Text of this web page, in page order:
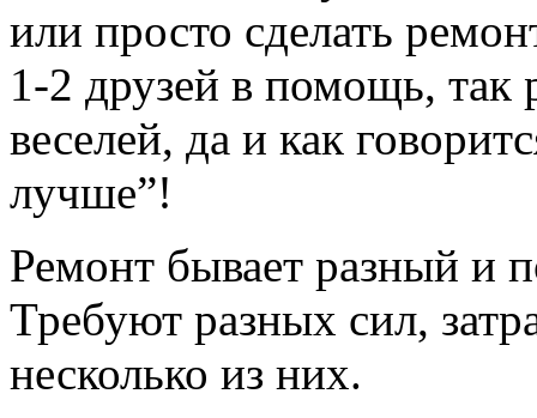
или просто сделать
1-2 друзей в помощь, так
веселей, да и как
лучше”!
Ремонт бывает разный и
Требуют разных сил,
несколько из них.